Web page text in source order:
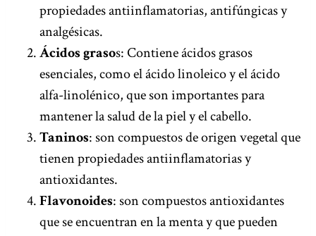
propiedades antiinflamatorias, antifúngicas y
analgésicas.
Ácidos grasos: Contiene ácidos grasos
esenciales, como el ácido linoleico y el ácido
alfa-linolénico, que son importantes para
mantener la salud de la piel y el cabello.
Taninos: son compuestos de origen vegetal que
tienen propiedades antiinflamatorias y
antioxidantes.
Flavonoides: son compuestos antioxidantes
que se encuentran en la menta y que pueden